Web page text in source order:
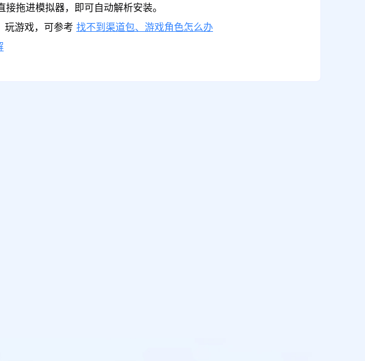
拖进模拟器，即可自动解析安装。
玩游戏，可参考 找不到渠道包、游戏角色怎么办